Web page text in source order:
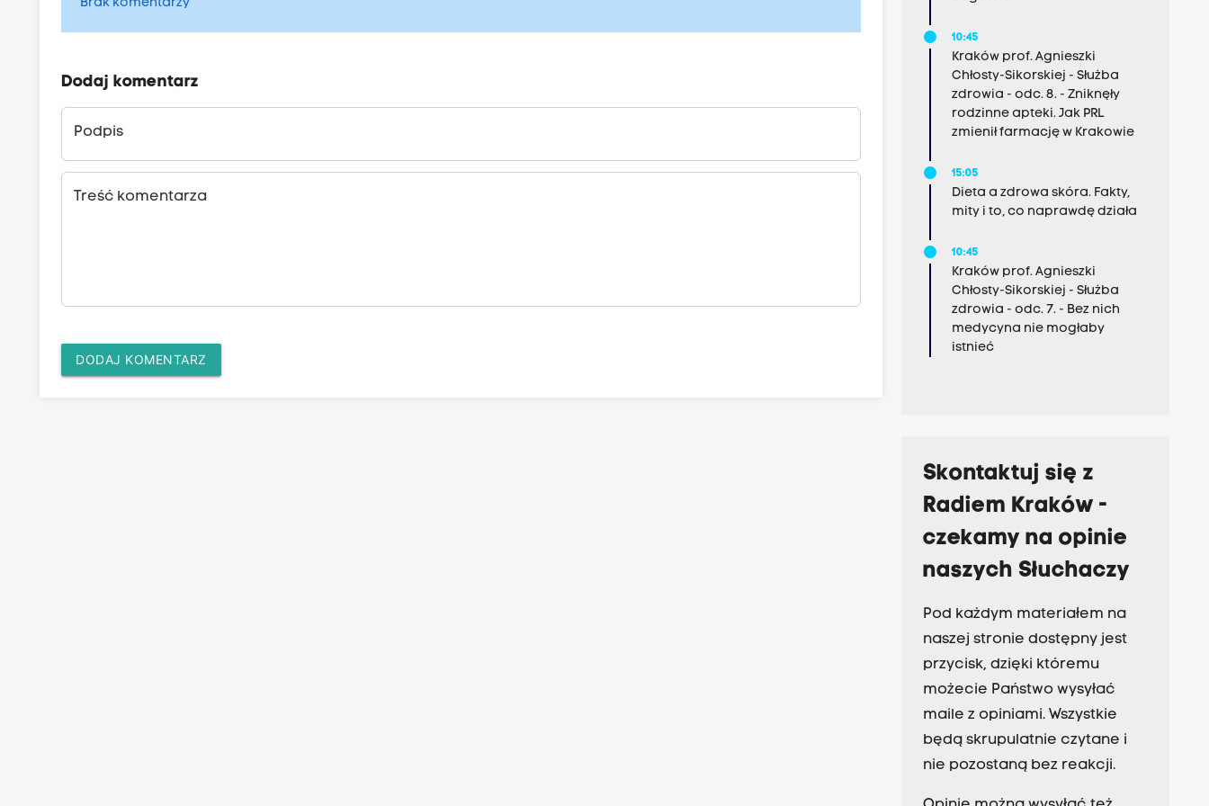
Brak komentarzy
Dodaj komentarz
Podpis
Treść komentarza
DODAJ KOMENTARZ
10:45
Kraków prof. Agnieszki
Chłosty-Sikorskiej - Służba
zdrowia - odc. 8. - Zniknęły
rodzinne apteki. Jak PRL
zmienił farmację w Krakowie
15:05
Dieta a zdrowa skóra. Fakty,
mity i to, co naprawdę działa
10:45
Kraków prof. Agnieszki
Chłosty-Sikorskiej - Służba
zdrowia - odc. 7. - Bez nich
medycyna nie mogłaby
istnieć
Skontaktuj się z
Radiem Kraków -
czekamy na opinie
naszych Słuchaczy
Pod każdym materiałem na
naszej stronie dostępny jest
przycisk, dzięki któremu
możecie Państwo wysyłać
maile z opiniami. Wszystkie
będą skrupulatnie czytane i
nie pozostaną bez reakcji.